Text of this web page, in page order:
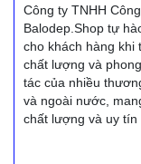
Công ty TNHH
Balodep.Shop tự
cho khách hàng khi
chất lượng và
tác của nhiều
và ngoài nước,
chất lượng và uy tín